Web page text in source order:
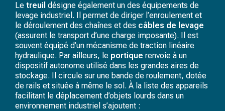
Le treuil désigne également un des équipements de
levage industriel. Il permet de diriger l’enroulement et
le déroulement des chaînes et des câbles de levage
(assurent le transport d’une charge imposante). Il est
souvent équipé d’un mécanisme de traction linéaire
hydraulique. Par ailleurs, le portique renvoie à un
dispositif autonome utilisé dans les grandes aires de
stockage. Il circule sur une bande de roulement, dotée
de rails et située à même le sol. À la liste des appareils
facilitant le déplacement d’objets lourds dans un
environnement industriel s’ajoutent :